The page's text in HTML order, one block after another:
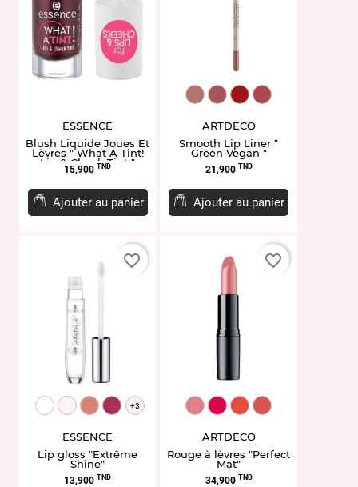
ESSENCE
Blush Liquide Joues Et
Lèvres " What A Tint!
Lip & Cheek Tint "
Prix
15,900 TND
Ajouter au panier
ART175.33
ART175.45
ART175.12
ART175.24
ARTDECO
Smooth Lip Liner "
Green Vegan "
Prix
21,900 TND
Ajouter au panier
EL930280.01
EL930290.102
EL940787.11
EL949138.13
+3
ESSENCE
Lip gloss "Extrême
Shine"
Prix
13,900 TND
favorite_border
ART134.165
ART134.173
ART134.113
ART134.114
ARTDECO
Rouge à lèvres "Perfect
Mat"
Prix
34,900 TND
favorite_border